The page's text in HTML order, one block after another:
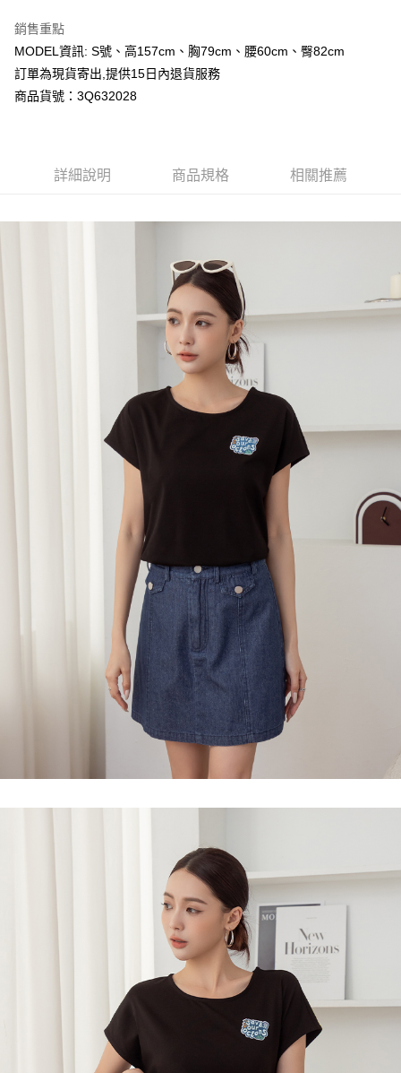
Google Pay
運送方式
全家取貨付款
每筆NT$80，滿NT$699(含以上)免運費
每筆NT$80，滿NT$699(含以上)免運費
每筆NT$120，滿NT$699(含以上)免運費
銷售重點
MODEL資訊: S號、高157cm、胸79cm、腰60cm、臀82cm
訂單為現貨寄出,提供15日內退貨服務
商品貨號：3Q632028
詳細說明 商品規格 相關推薦